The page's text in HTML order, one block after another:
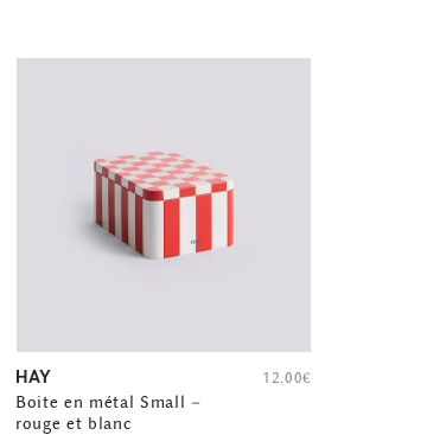
HAY
Boite en métal Small –
rouge et blanc
12,00€